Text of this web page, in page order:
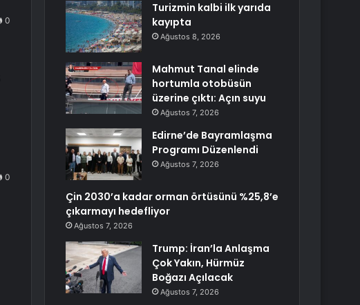
0
0
Turizmin kalbi ilk yarıda
kayıpta
Ağustos 8, 2026
Mahmut Tanal elinde
hortumla otobüsün
üzerine çıktı: Açın suyu
Ağustos 7, 2026
Edirne’de Bayramlaşma
Programı Düzenlendi
Ağustos 7, 2026
Çin 2030’a kadar orman örtüsünü %25,8’e
çıkarmayı hedefliyor
Ağustos 7, 2026
Trump: İran’la Anlaşma
Çok Yakın, Hürmüz
Boğazı Açılacak
Ağustos 7, 2026